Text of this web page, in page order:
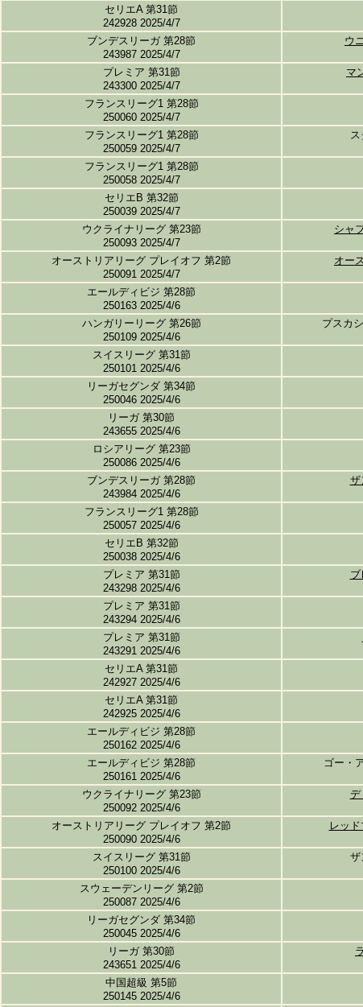
セリエA 第31節
242928 2025/4/7
ブンデスリーガ 第28節
243987 2025/4/7
ウ
プレミア 第31節
243300 2025/4/7
マ
フランスリーグ1 第28節
250060 2025/4/7
フランスリーグ1 第28節
250059 2025/4/7
フランスリーグ1 第28節
250058 2025/4/7
セリエB 第32節
250039 2025/4/7
ウクライナリーグ 第23節
250093 2025/4/7
シャ
オーストリアリーグ プレイオフ 第2節
250091 2025/4/7
オー
エールディビジ 第28節
250163 2025/4/6
ハンガリーリーグ 第26節
250109 2025/4/6
プスカ
スイスリーグ 第31節
250101 2025/4/6
リーガセグンダ 第34節
250046 2025/4/6
リーガ 第30節
243655 2025/4/6
ロシアリーグ 第23節
250086 2025/4/6
ブンデスリーガ 第28節
243984 2025/4/6
ザ
フランスリーグ1 第28節
250057 2025/4/6
セリエB 第32節
250038 2025/4/6
プレミア 第31節
243298 2025/4/6
プレミア 第31節
243294 2025/4/6
プレミア 第31節
243291 2025/4/6
セリエA 第31節
242927 2025/4/6
セリエA 第31節
242925 2025/4/6
エールディビジ 第28節
250162 2025/4/6
エールディビジ 第28節
250161 2025/4/6
ゴー・
ウクライナリーグ 第23節
250092 2025/4/6
デ
オーストリアリーグ プレイオフ 第2節
250090 2025/4/6
レッ
スイスリーグ 第31節
250100 2025/4/6
ザ
スウェーデンリーグ 第2節
250087 2025/4/6
リーガセグンダ 第34節
250045 2025/4/6
リーガ 第30節
243651 2025/4/6
中国超級 第5節
250145 2025/4/6